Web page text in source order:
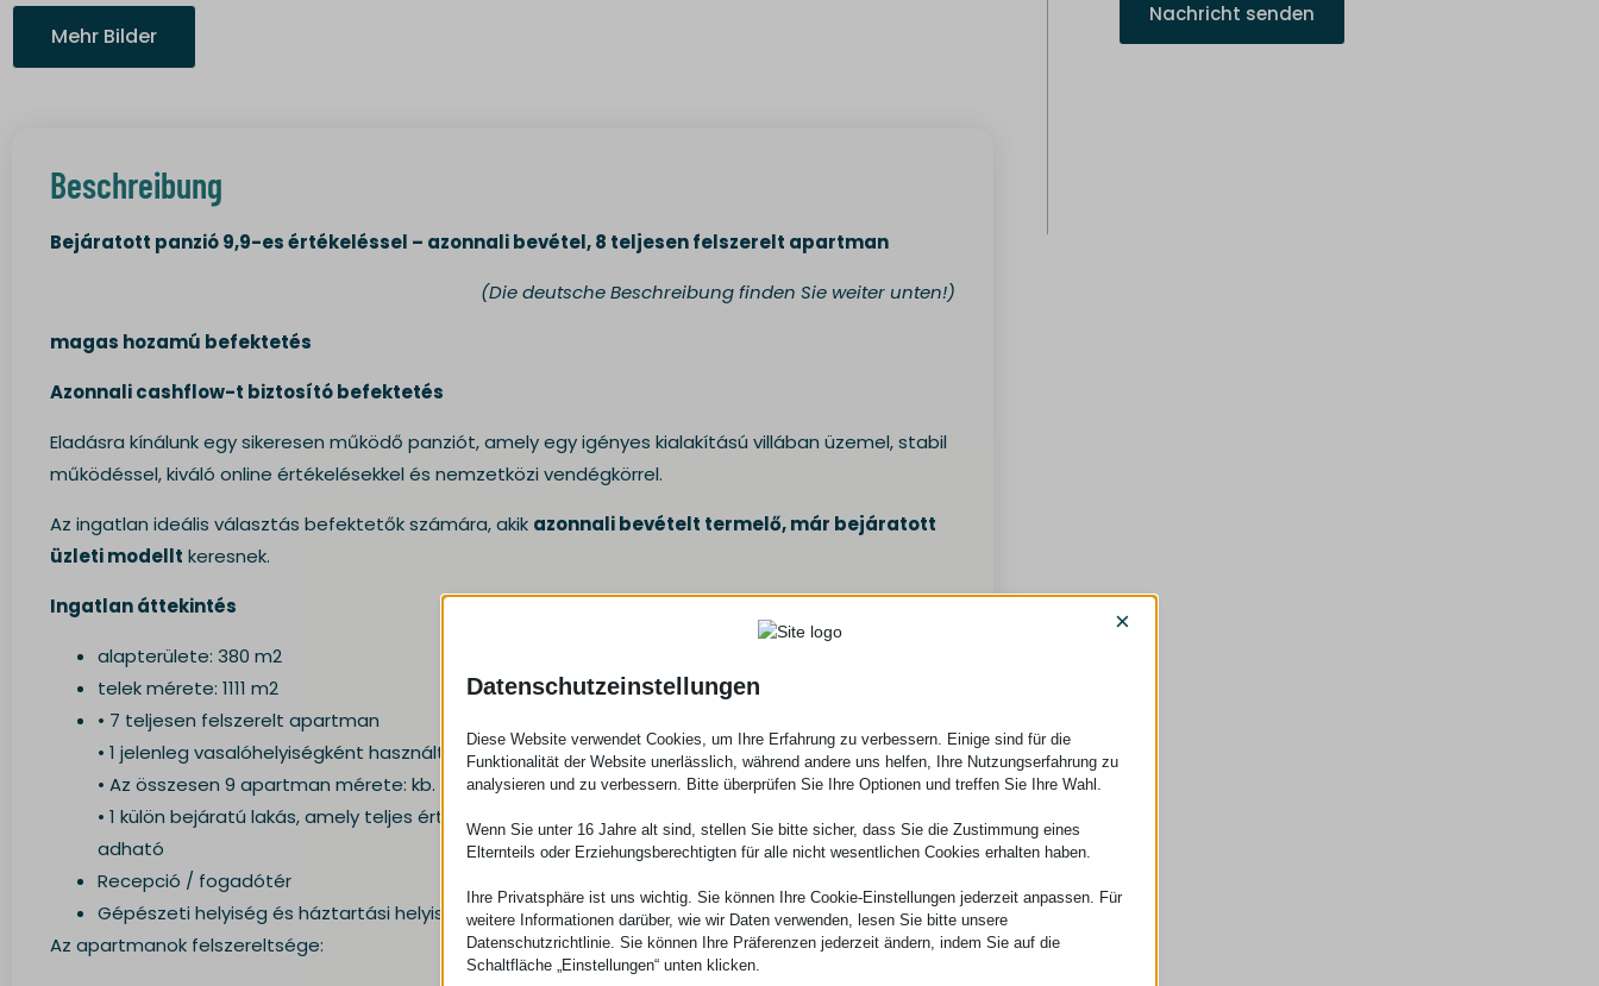
Mehr Bilder
Beschreibung
Bejáratott panzió 9,9-es értékeléssel – azonnali bevétel, 8 teljesen felszerelt apartman
(Die deutsche Beschreibung finden Sie weiter unten!)
magas hozamú befektetés
Azonnali cashflow-t biztosító befektetés
Eladásra kínálunk egy sikeresen működő panziót, amely egy igényes kialakítású villában üzemel, stabil
működéssel, kiváló online értékelésekkel és nemzetközi vendégkörrel.
Az ingatlan ideális választás befektetők számára, akik azonnali bevételt termelő, már bejáratott
üzleti modellt keresnek.
Ingatlan áttekintés
alapterülete: 380 m2
telek mérete: 1111 m2
• 7 teljesen felszerelt apartman
• 1 jelenleg vasalóhelyiségként használt kis apartman
• Az összesen 9 apartman mérete: kb. 28 m² – 42 m²
• 1 külön bejáratú lakás, amely teljes értékű lakásnak számít, és igény esetén szintén bérbe
adható
Recepció / fogadótér
Gépészeti helyiség és háztartási helyiség
Az apartmanok felszereltsége:
Nachricht senden
Datenschutzeinstellungen
×
Diese Website verwendet Cookies, um Ihre Erfahrung zu verbessern. Einige sind für die
Funktionalität der Website unerlässlich, während andere uns helfen, Ihre Nutzungserfahrung zu
analysieren und zu verbessern. Bitte überprüfen Sie Ihre Optionen und treffen Sie Ihre Wahl.
Wenn Sie unter 16 Jahre alt sind, stellen Sie bitte sicher, dass Sie die Zustimmung eines
Elternteils oder Erziehungsberechtigten für alle nicht wesentlichen Cookies erhalten haben.
Ihre Privatsphäre ist uns wichtig. Sie können Ihre Cookie-Einstellungen jederzeit anpassen. Für
weitere Informationen darüber, wie wir Daten verwenden, lesen Sie bitte unsere
Datenschutzrichtlinie. Sie können Ihre Präferenzen jederzeit ändern, indem Sie auf die
Schaltfläche „Einstellungen“ unten klicken.